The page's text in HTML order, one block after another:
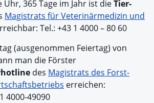
Uhr, 365 Tage im Jahr ist dieTier-
Magistrats für Veterinärmedizin und
Tel.: +43 1 4000 – 80 60
(ausgenommen Feiertag) von
man die Förster
des Magistrats des Forst-
erreichen:
4000-49090